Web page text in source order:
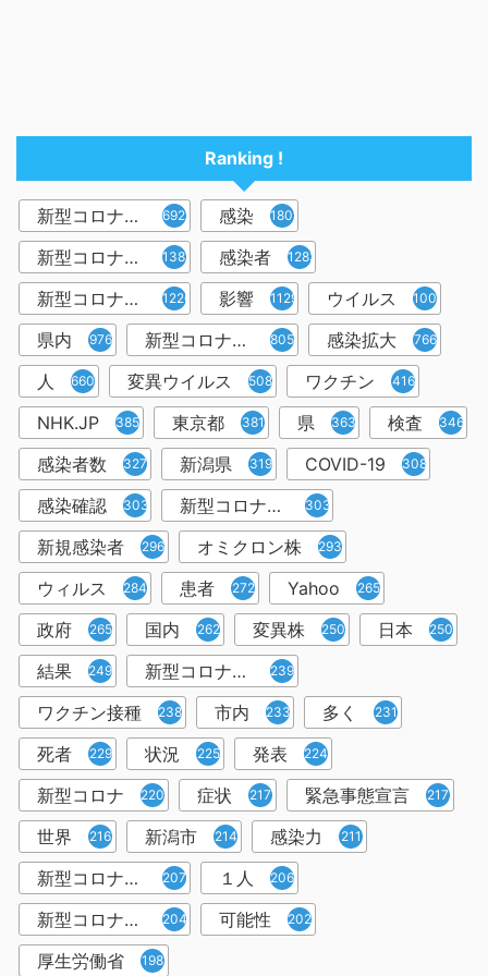
Ranking !
新型コロナウイルス 6921 感染 1809
新型コロナウィルス 1382 感染者 1283
新型コロナウイルス感染症 1226 影響 1129 ウイルス 1001
県内 976 新型コロナウイルス感染 805 感染拡大 766
人 660 変異ウイルス 508 ワクチン 416
NHK.JP 385 東京都 381 県 363 検査 346
感染者数 327 新潟県 319 COVID-19 308
感染確認 303 新型コロナウィルス感染症 303
新規感染者 296 オミクロン株 293
ウィルス 284 患者 272 Yahoo 265
政府 265 国内 262 変異株 250 日本 250
結果 249 新型コロナウイルスワクチン 239
ワクチン接種 238 市内 233 多く 231
死者 229 状況 225 発表 224
新型コロナ 220 症状 217 緊急事態宣言 217
世界 216 新潟市 214 感染力 211
新型コロナウイルス感染者 207 １人 206
新型コロナウイルス対策 204 可能性 202
厚生労働省 198